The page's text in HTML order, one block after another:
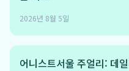
2026년 8월 5일
어니스트서울 주얼리: 데